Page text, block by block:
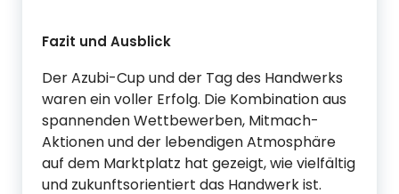
Fazit und Ausblick
Der Azubi-Cup und der Tag des Handwerks
waren ein voller Erfolg. Die Kombination aus
spannenden Wettbewerben, Mitmach-
Aktionen und der lebendigen Atmosphäre
auf dem Marktplatz hat gezeigt, wie vielfältig
und zukunftsorientiert das Handwerk ist.